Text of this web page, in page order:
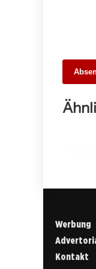
Die
Werbung
Kontakt